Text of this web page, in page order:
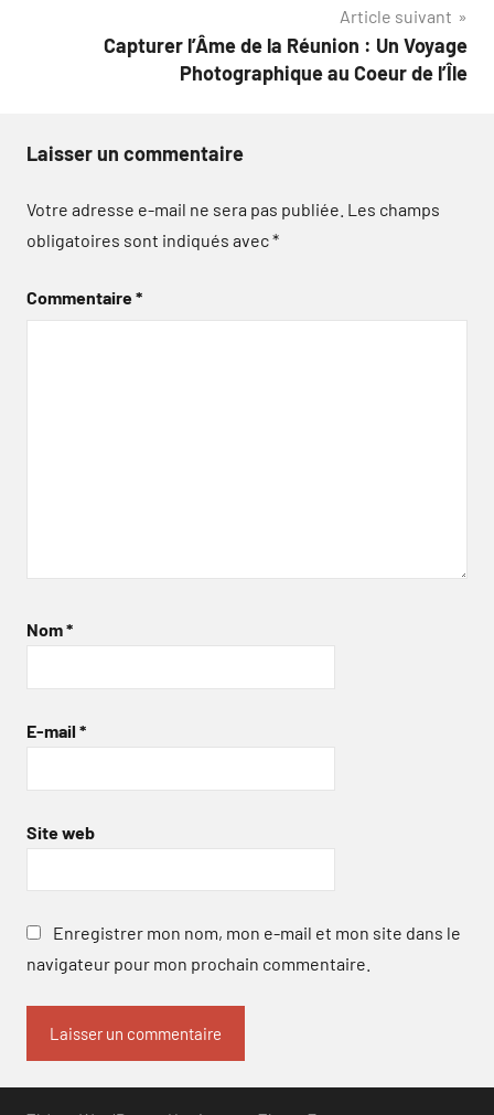
Article suivant
Capturer l’Âme de la Réunion : Un Voyage
Photographique au Coeur de l’Île
Laisser un commentaire
Votre adresse e-mail ne sera pas publiée. Les champs
obligatoires sont indiqués avec*
Commentaire*
Nom*
E-mail *
Site web
Enregistrer mon nom, mon e-mail et mon site dans le
navigateur pour mon prochain commentaire.